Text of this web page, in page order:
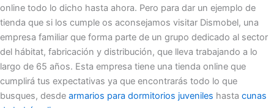
online todo lo dicho hasta ahora. Pero para dar un ejemplo de
tienda que si los cumple os aconsejamos visitar Dismobel, una
empresa familiar que forma parte de un grupo dedicado al sector
del hábitat, fabricación y distribución, que lleva trabajando a lo
largo de 65 años. Esta empresa tiene una tienda online que
cumplirá tus expectativas ya que encontrarás todo lo que
busques, desde armarios para dormitorios juveniles hasta cunas